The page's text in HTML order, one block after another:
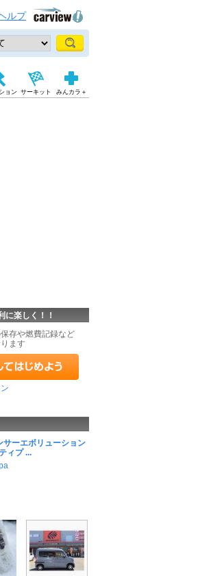
ルプ
ョン サーキット みんカラ＋
に楽しく！！
存や燃費記録など
ます
サーエボリューション
ィプ ...